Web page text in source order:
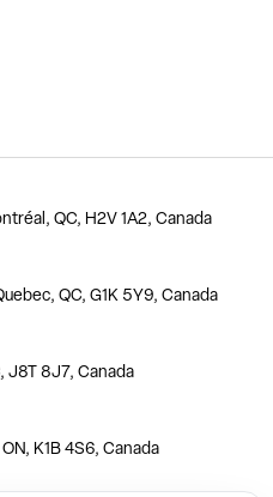
QC, H2V 1A2, Canada
QC, G1K 5Y9, Canada
J8T 8J7, Canada
K1B 4S6, Canada